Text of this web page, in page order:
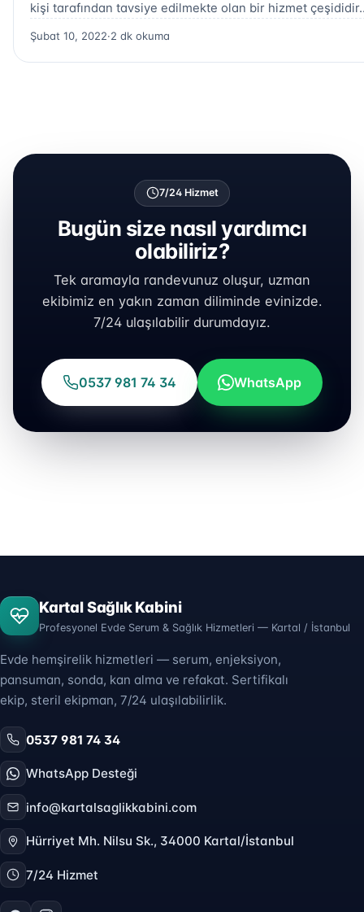
kişi tarafından tavsiye edilmekte olan bir hizmet
Şubat 10, 2022·2 dk okuma
7/24 Hizmet
Bugün size nasıl yardımcı
olabiliriz?
Tek aramayla randevunuz oluşur, uzman
ekibimiz en yakın zaman diliminde evinizde.
7/24 ulaşılabilir durumdayız.
0537 981 74 34 WhatsApp
Kartal Sağlık Kabini
Profesyonel Evde Serum & Sağlık Hizmetleri — Kartal / İstanbul
Evde hemşirelik hizmetleri — serum, enjeksiyon,
pansuman, sonda, kan alma ve refakat. Sertifikalı
ekip, steril ekipman, 7/24 ulaşılabilirlik.
0537 981 74 34
WhatsApp Desteği
info@kartalsaglikkabini.com
Hürriyet Mh. Nilsu Sk., 34000 Kartal/İstanbul
7/24 Hizmet